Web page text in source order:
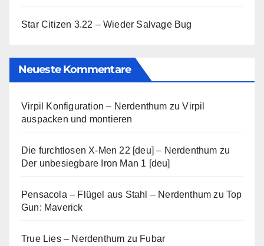
Star Citizen 3.22 – Wieder Salvage Bug
Neueste Kommentare
Virpil Konfiguration – Nerdenthum zuVirpil
auspacken und montieren
Die furchtlosen X-Men 22 [deu] – Nerdenthum zu
Der unbesiegbare Iron Man 1 [deu]
Pensacola – Flügel aus Stahl – Nerdenthum zuTop
Gun: Maverick
True Lies – Nerdenthum zu Fubar